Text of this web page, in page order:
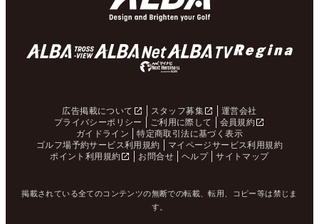
広告掲載について スタッフ募集
運営会社
プライバシーポリシー
ご利用に際して
会員規約
ガイドライン
特定商取引法に基づく表示
ゴルフ場予約サービス利用規約
マイページサービス利用規約
ポイント利用規約
お問合せ ヘルプ サイトマップ
掲載されている全てのコンテンツの無断での転載、転用、コピー等は禁じま
す。